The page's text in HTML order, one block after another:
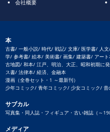
会社概要
本
古書/ 一般小説/ 時代/ 戦記/ 文庫/ 医学書/ 人
学/ 参考書/ 絵本/ 美術書/ 画集/ 建築書/ アー
古地図/ 和本/ 江戸、明治、大正、昭和初期に
ス書/ 法律本/ 経済、金融本
漫画（全巻セット・1 ～最新刊）
少年コミック/ 青年コミック/ 少女コミック/ 昔
サブカル
写真集・同人誌・フィギュア・古い雑誌（～
メディア